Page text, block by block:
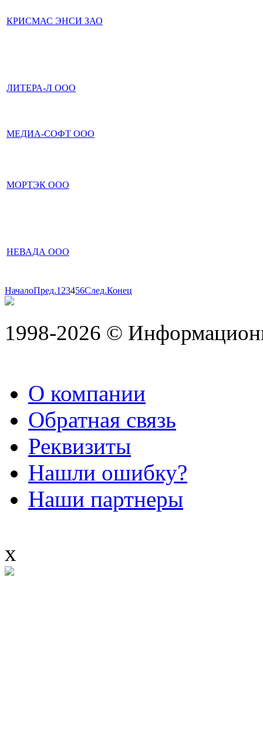
КРИСМАС ЭНСИ ЗАО
ЛИТЕРА-Л ООО
МЕДИА-СОФТ ООО
МОРТЭК ООО
НЕВАДА ООО
НачалоПред.1 23456След.Конец
1998-2026 ©
О компании
Обратная связь
Реквизиты
Нашли ошибку?
Наши партнеры
x